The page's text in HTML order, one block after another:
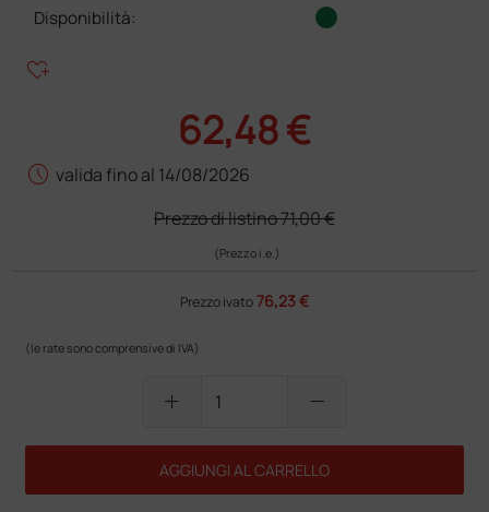
Disponibilità:
heart_plus
62,48 €
schedule valida fino al 14/08/2026
Prezzo di listino71,00 €
(Prezzo i.e.)
Prezzo ivato76,23 €
(le rate sono comprensive di IVA)
add remove
AGGIUNGI AL CARRELLO